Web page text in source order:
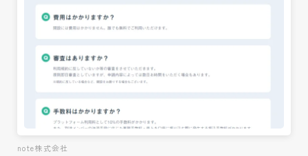
note株式会社